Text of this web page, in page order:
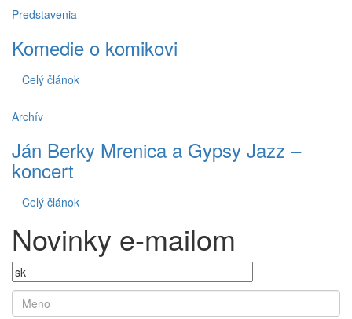
Predstavenia
Komedie o komikovi
Celý článok
Archív
Ján Berky Mrenica a Gypsy Jazz –
koncert
Celý článok
Novinky e-mailom